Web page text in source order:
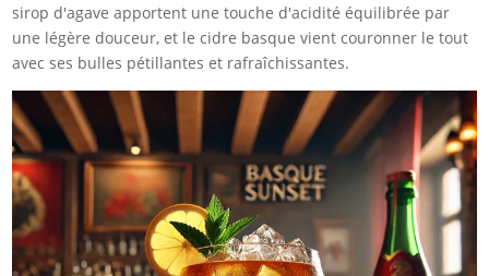
sirop d'agave apportent une touche d'acidité équilibrée par
une légère douceur, et le cidre basque vient couronner le tout
avec ses bulles pétillantes et rafraîchissantes.